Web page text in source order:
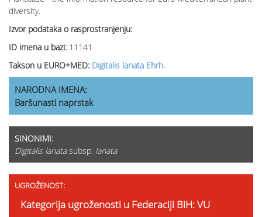
diversity.
Izvor podataka o rasprostranjenju:
ID imena u bazi: 11141
Takson u EURO+MED: Digitalis lanata Ehrh.
NARODNA IMENA:
Baršunasti naprstak
SINONIMI:
Digitalis lanatasubsp. lanata
UGROŽENOST:
Kategorija ugroženosti u Federaciji BiH: VU